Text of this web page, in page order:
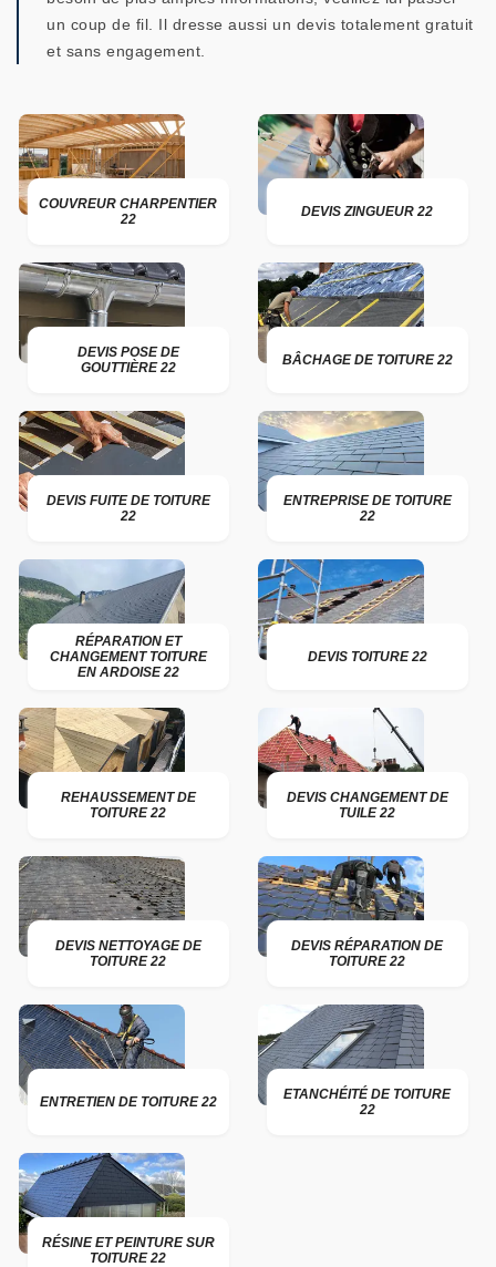
un coup de fil. Il dresse aussi un devis totalement gratuit
et sans engagement.
COUVREUR CHARPENTIER
22
DEVIS ZINGUEUR 22
DEVIS POSE DE
GOUTTIÈRE 22
BÂCHAGE DE TOITURE 22
DEVIS FUITE DE TOITURE
22
ENTREPRISE DE TOITURE
22
RÉPARATION ET
CHANGEMENT TOITURE
EN ARDOISE 22
DEVIS TOITURE 22
REHAUSSEMENT DE
TOITURE 22
DEVIS CHANGEMENT DE
TUILE 22
DEVIS NETTOYAGE DE
TOITURE 22
DEVIS RÉPARATION DE
TOITURE 22
ENTRETIEN DE TOITURE 22
ETANCHÉITÉ DE TOITURE
22
RÉSINE ET PEINTURE SUR
TOITURE 22